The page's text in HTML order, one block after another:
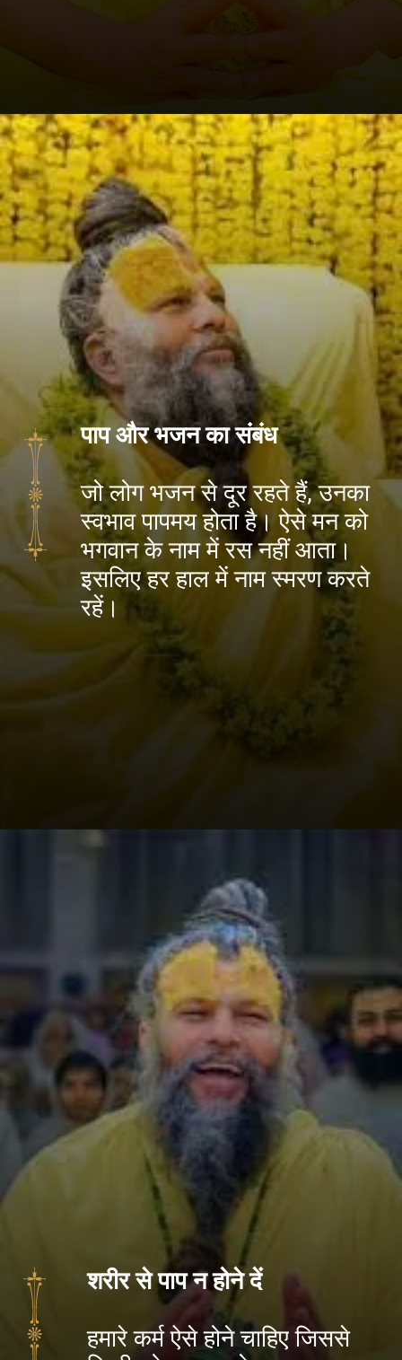
पाप और भजन का संबंध
जो लोग भजन से दूर रहते हैं, उनका
स्वभाव पापमय होता है। ऐसे मन को
भगवान के नाम में रस नहीं आता।
इसलिए हर हाल में नाम स्मरण करते
रहें।
शरीर से पाप न होने दें
हमारे कर्म ऐसे होने चाहिए जिससे